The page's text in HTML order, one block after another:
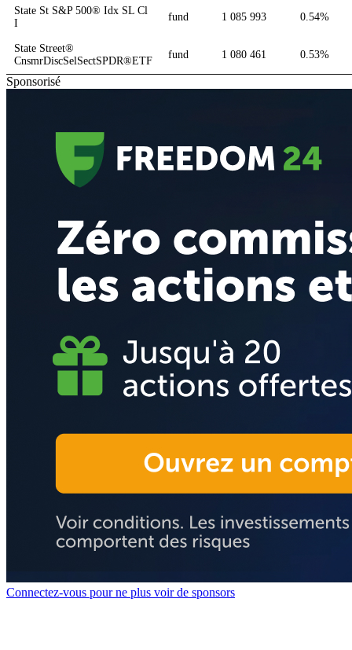
State St S&P 500® Idx SL Cl
I
fund 1 085 993 0.54%
State Street®
CnsmrDiscSelSectSPDR®ETF
fund 1 080 461 0.53%
Sponsorisé
Connectez-vous pour ne plus voir de sponsors